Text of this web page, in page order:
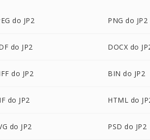
do JP2 PNG do JP2
do JP2 DOCX do
do JP2 BIN do JP2
do JP2 HTML do
do JP2 PSD do JP2